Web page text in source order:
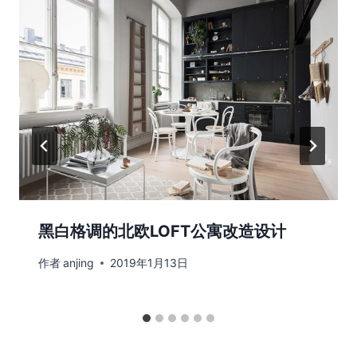
黑白格调的北欧LOFT公寓改造设计
作者anjing 2019年1月13日